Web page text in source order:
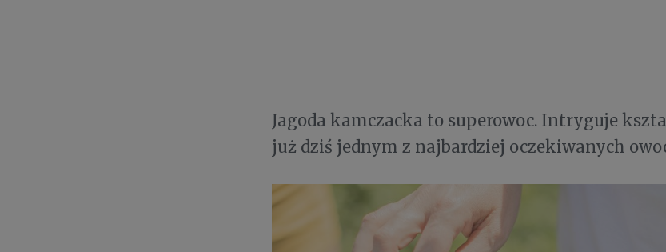
Jagoda kamczacka to superowoc. Intryguje
już dziś jednym z najbardziej oczekiwanych